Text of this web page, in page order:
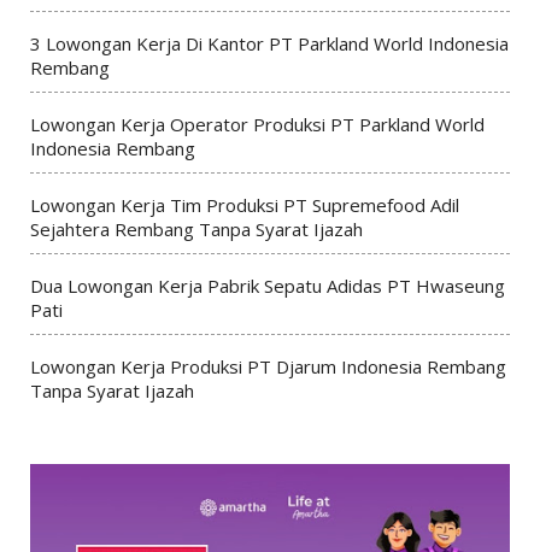
3 Lowongan Kerja Di Kantor PT Parkland World Indonesia
Rembang
Lowongan Kerja Operator Produksi PT Parkland World
Indonesia Rembang
Lowongan Kerja Tim Produksi PT Supremefood Adil
Sejahtera Rembang Tanpa Syarat Ijazah
Dua Lowongan Kerja Pabrik Sepatu Adidas PT Hwaseung
Pati
Lowongan Kerja Produksi PT Djarum Indonesia Rembang
Tanpa Syarat Ijazah